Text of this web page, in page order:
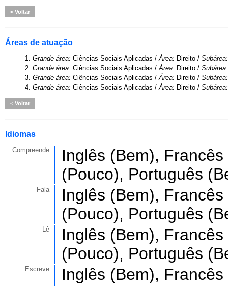
Voltar
Áreas de atuação
1. Grande área: Ciências Sociais Aplicadas /Área: Direito /
2. Grande área: Ciências Sociais Aplicadas /Área: Direito /
3. Grande área: Ciências Sociais Aplicadas /Área: Direito /
4. Grande área: Ciências Sociais Aplicadas /Área: Direito /
Voltar
Idiomas
Compreende
Inglês (Bem),
(Pouco), Português
Fala
Inglês (Bem),
(Pouco), Português
Lê
Inglês (Bem),
(Pouco), Português
Escreve
Inglês (Bem),